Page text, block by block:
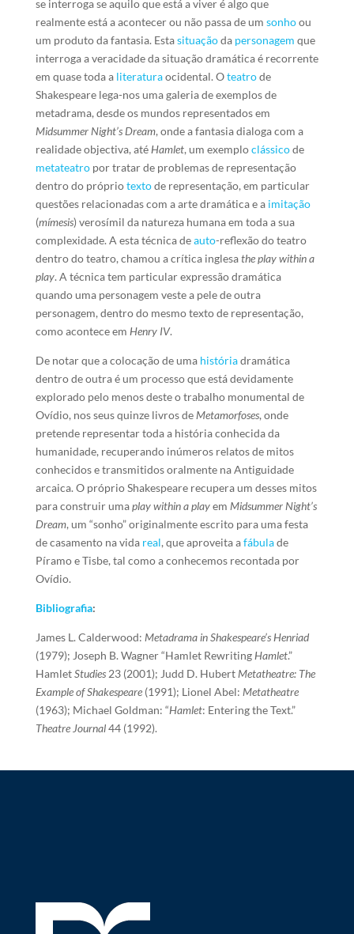
se interroga se aquilo que está a viver é algo que
realmente está a acontecer ou não passa de um sonhoou
um produto da fantasia. Estasituaçãoda personagem que
interroga a veracidade da situação dramática é recorrente
em quase toda a literaturaocidental. Oteatrode
Shakespeare lega-nos uma galeria de exemplos de
metadrama, desde os mundos representados em
Midsummer Night’s Dream, onde a fantasia dialoga com a
realidade objectiva, até Hamlet, um exemploclássicode
metateatropor tratar de problemas de representação
dentro do própriotextode representação, em particular
questões relacionadas com a arte dramática e a imitação
(mímesis) verosímil da natureza humana em toda a sua
complexidade. A esta técnica deauto-reflexão do teatro
dentro do teatro, chamou a crítica inglesathe play within a
play. A técnica tem particular expressão dramática
quando uma personagem veste a pele de outra
personagem, dentro do mesmo texto de representação,
como acontece em Henry IV.
De notar que a colocação de uma históriadramática
dentro de outra é um processo que está devidamente
explorado pelo menos deste o trabalho monumental de
Ovídio, nos seus quinze livros de Metamorfoses, onde
pretende representar toda a história conhecida da
humanidade, recuperando inúmeros relatos de mitos
conhecidos e transmitidos oralmente na Antiguidade
arcaica. O próprio Shakespeare recupera um desses mitos
para construir umaplay within a playem Midsummer Night’s
Dream, um “sonho” originalmente escrito para uma festa
de casamento na vida real, que aproveita afábulade
Píramo e Tisbe, tal como a conhecemos recontada por
Ovídio.
Bibliografia:
James L. Calderwood: Metadrama in Shakespeare’s Henriad
(1979); Joseph B. Wagner “Hamlet Rewriting Hamlet.”
HamletStudies23 (2001); Judd D. HubertMetatheatre: The
Example of Shakespeare(1991); Lionel Abel: Metatheatre
(1963); Michael Goldman: “Hamlet: Entering the Text.”
Theatre Journal44 (1992).